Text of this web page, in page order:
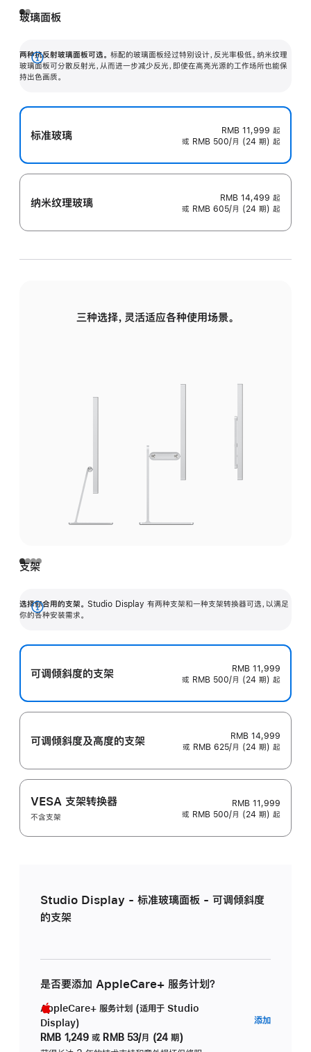
玻璃面板
两种抗反射玻璃面板可选。 标配的玻璃面板经过特别设计，反光率极低。纳米纹理
玻璃面板可分散反射光，从而进一步减少反光，即使在高亮光源的工作场所也能保
持出色画质。
展
开
标准玻璃 RMB 11,999 起
或 RMB 500/月 (24 期) 起
纳米纹理玻璃 RMB 14,499 起
或 RMB 605/月 (24 期) 起
三种选择，灵活适应各种使用场景。
支架
选择你合用的支架。 Studio Display 有两种支架和一种支架转换器可选，以满足
你的各种安装需求。
展
可调倾斜度的支架
RMB 11,999
或 RMB 500/月 (24 期) 起
可调倾斜度及高‍度的支‍架
RMB 14,999
或 RMB 625/月 (24 期) 起
VESA 支架转换器
不含支架
RMB 11,999
或 RMB 500/月 (24 期) 起
Studio Display - 标准玻璃面板 - 可调倾斜度
的支架
是否要添加 AppleCare+ 服务计划？
AppleCare+ 服务计划 (适用于 Studio
Display)
RMB 1,249 或 RMB 53/月 (24 期)
添加